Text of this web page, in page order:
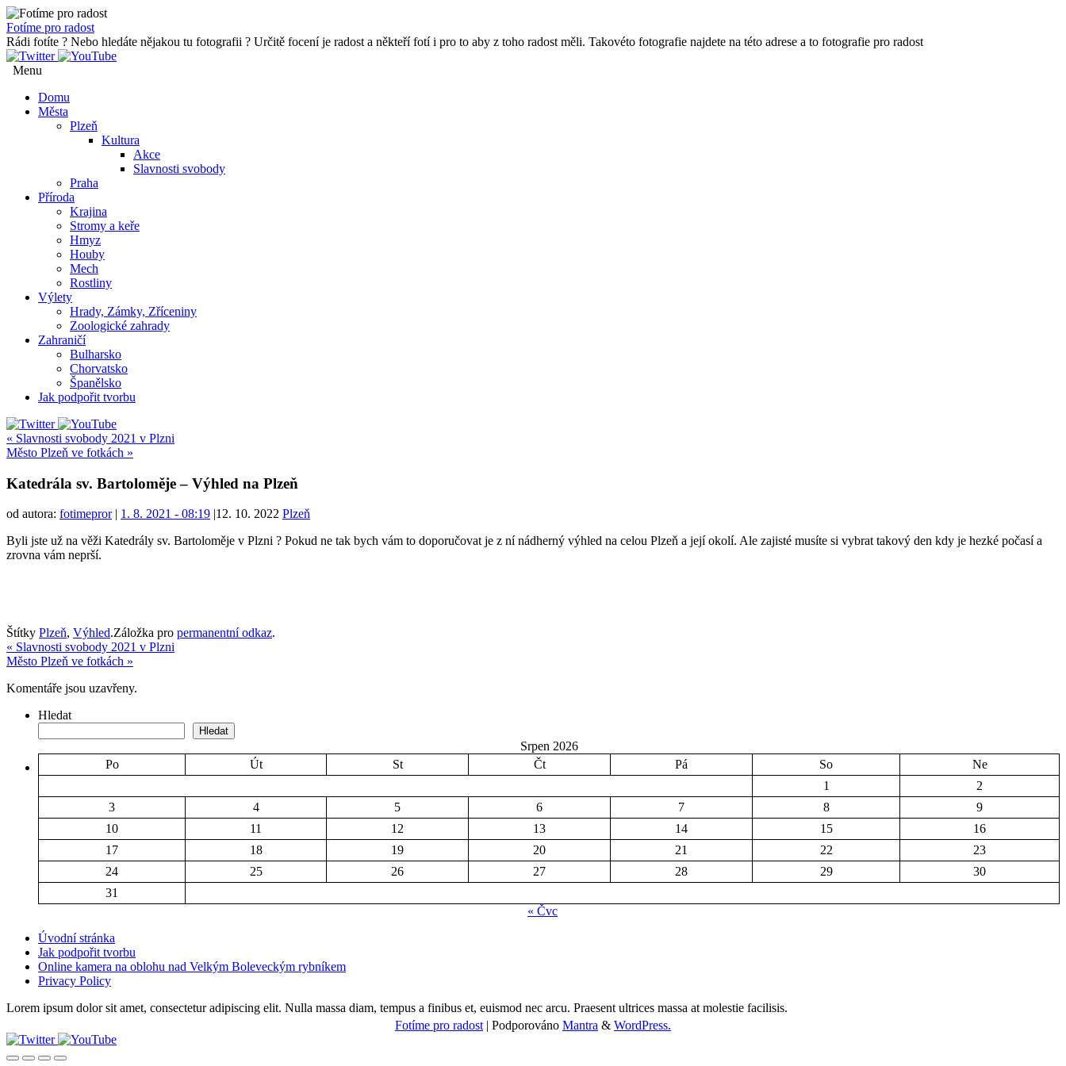
Fotíme pro radost
Rádi fotíte ? Nebo hledáte nějakou tu fotografii ? Určitě focení je radost a někteří fotí i pro to aby z toho radost měli. Takovéto fotografie najdete na této adrese a to fotografie pro radost
Menu
Přejít
Domu
Města
Plzeň
Kultura
Akce
Slavnosti svobody
Praha
Příroda
Krajina
Stromy a keře
Hmyz
Houby
Mech
Rostliny
Výlety
Hrady, Zámky, Zříceniny
Zoologické zahrady
Zahraničí
Bulharsko
Chorvatsko
Španělsko
Jak podpořit tvorbu
« Slavnosti svobody 2021 v Plzni
Město Plzeň ve fotkách »
Katedrála sv. Bartoloměje – Výhled na Plzeň
od autora: fotimepror | 1. 8. 2021 - 08:19 |12. 10. 2022 Plzeň
Byli jste už na věži Katedrály sv. Bartoloměje v Plzni ? Pokud ne tak bych vám to doporučovat je z ní nádherný výhled na celou Plzeň a její okolí. Ale zajisté musíte si vybrat takový den kdy je hezké počasí a
zrovna vám neprší.
Štítky Plzeň, Výhled.Záložka pro permanentní odkaz.
« Slavnosti svobody 2021 v Plzni
Město Plzeň ve fotkách »
Komentáře jsou uzavřeny.
Hledat
Hledat
Srpen 2026
Po
Út St Čt Pá So
Ne
1
2
3
4 5 6 7 8
9
10
11 12 13 14 15
16
17
18 19 20 21 22
23
24
25 26 27 28 29
30
31
« Čvc
Úvodní stránka
Jak podpořit tvorbu
Online kamera na oblohu nad Velkým Boleveckým rybníkem
Privacy Policy
Lorem ipsum dolor sit amet, consectetur adipiscing elit. Nulla massa diam, tempus a finibus et, euismod nec arcu. Praesent ultrices massa at molestie facilisis.
Fotíme pro radost| Podporováno Mantra & WordPress.